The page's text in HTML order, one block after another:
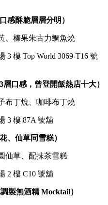
感酥脆層層分明）
、榛果朱古力鯛魚燒
3 樓 Top World 3069-T16 號
口感，曾登開飯熱店十大）
布丁燒、咖啡布丁燒
3 樓 87A 號舖
、仙草同雪糕）
仙草、配抹茶雪糕
2 樓 C10 號舖
製無酒精 Mocktail）